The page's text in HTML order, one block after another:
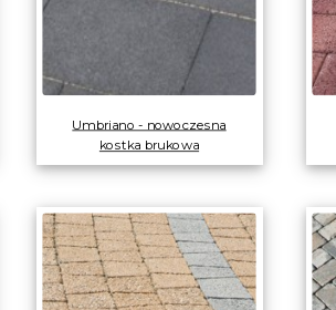
Umbriano - nowoczesna
kostka brukowa